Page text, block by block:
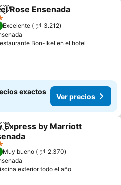
Agregar a favoritos
Rose Ensenada
Excelente
3.212
Bon-Ikel en el hotel
exactos
Ver precios
Agregar a favoritos
Express by Marriott
Muy bueno
2.370
exterior todo el añoVer precios